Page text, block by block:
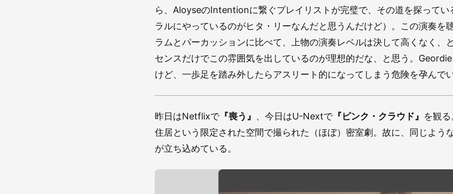
ら、AloyseのIntentionに繋ぐプレイリストが完璧で、その道を探ってい
ラルにやっているのがヒタ・リーなんだと思うんだけど）。この演奏を
ラムとパーカッションに比べて、上物の演奏レベルは決して高くなく、
センスだけでこの雰囲気を出しているのが理想的だな、と思う。
けど、一歩足を踏み外したらアスリート的になってしまう危険を孕んで
昨日はNetflixで『喪う』 、今日はU-Nextで『ピンク・クラウド』 を観
住居という限定された空間で撮られた（ほぼ）密室劇。故に、同じよう
が立ち込めている。